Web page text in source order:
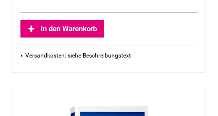
in den Warenkorb
Versandkosten: siehe Beschreibungstext